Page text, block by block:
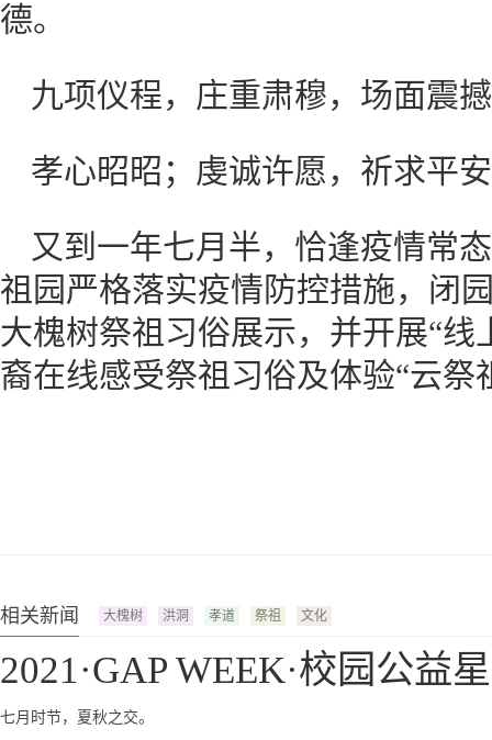
德。
九项仪程，庄重肃穆，场面震
孝心昭昭；虔诚许愿，祈求平
又到一年七月半，恰逢疫情常
祖园严格落实疫情防控措施，闭
大槐树祭祖习俗展示，并开展“
裔在线感受祭祖习俗及体验“云
相关新闻 大槐树 洪洞 孝道 祭祖 文化
2021·GAP WEEK·校园公益
七月时节，夏秋之交。